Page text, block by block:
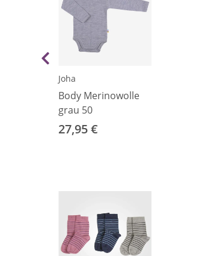
Joha
Body Merinowolle
grau 50
27,95 €